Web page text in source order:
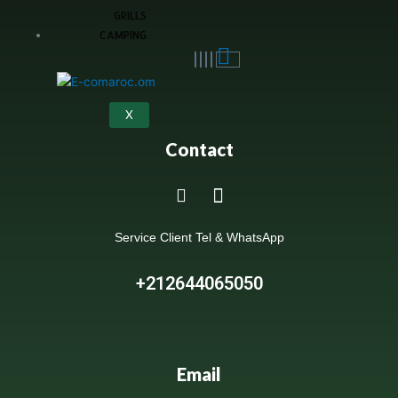
GRILLS
CAMPING
X
Contact
Service Client Tel & WhatsApp
+212644065050
Email